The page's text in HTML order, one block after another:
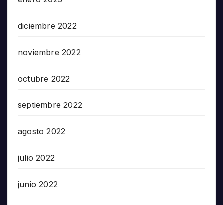
diciembre 2022
noviembre 2022
octubre 2022
septiembre 2022
agosto 2022
julio 2022
junio 2022